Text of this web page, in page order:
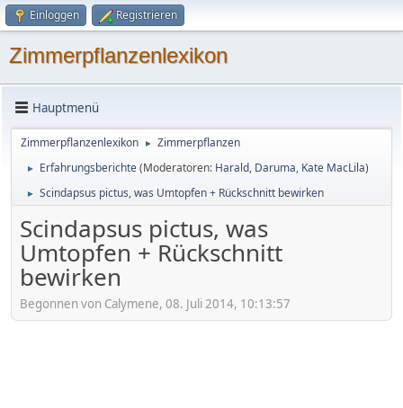
Einloggen Registrieren
Zimmerpflanzenlexikon
Hauptmenü
Zimmerpflanzenlexikon ► Zimmerpflanzen
► Erfahrungsberichte(Moderatoren: Harald, Daruma, Kate MacLila)
► Scindapsus pictus, was Umtopfen + Rückschnitt bewirken
Scindapsus pictus, was
Umtopfen + Rückschnitt
bewirken
Begonnen von Calymene, 08. Juli 2014, 10:13:57